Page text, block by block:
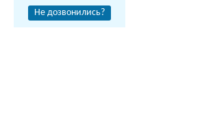
Не дозвонились?